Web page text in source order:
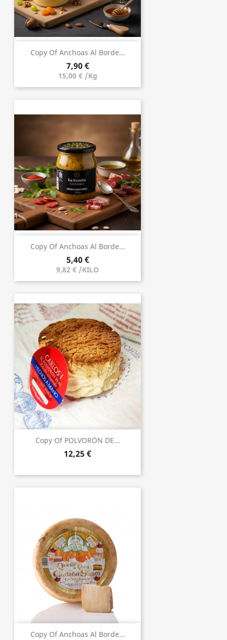
Copy Of Anchoas Al Borde...
7,90 €
15,00 € /Kg
Copy Of Anchoas Al Borde...
5,40 €
9,82 € /KILO
Copy Of POLVORÓN DE...
12,25 €
Copy Of Anchoas Al Borde...